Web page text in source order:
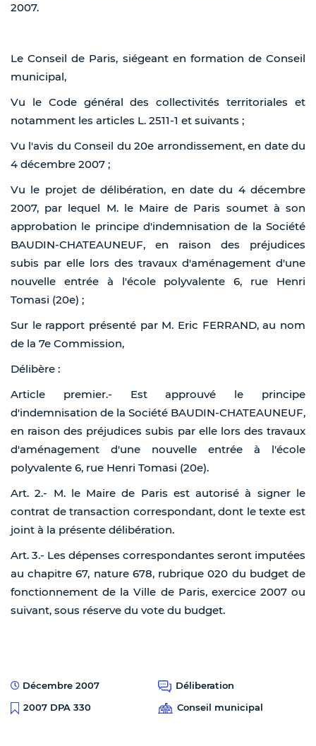
2007.
Le Conseil de Paris, siégeant en formation de Conseil
municipal,
Vu le Code général des collectivités territoriales et
notamment les articles L. 2511-1 et suivants ;
Vu l'avis du Conseil du 20e arrondissement, en date du
4 décembre 2007 ;
Vu le projet de délibération, en date du 4 décembre
2007, par lequel M. le Maire de Paris soumet à son
approbation le principe d'indemnisation de la Société
BAUDIN-CHATEAUNEUF, en raison des préjudices
subis par elle lors des travaux d'aménagement d'une
nouvelle entrée à l'école polyvalente 6, rue Henri
Tomasi (20e) ;
Sur le rapport présenté par M. Eric FERRAND, au nom
de la 7e Commission,
Délibère :
Article premier.- Est approuvé le principe
d'indemnisation de la Société BAUDIN-CHATEAUNEUF,
en raison des préjudices subis par elle lors des travaux
d'aménagement d'une nouvelle entrée à l'école
polyvalente 6, rue Henri Tomasi (20e).
Art. 2.- M. le Maire de Paris est autorisé à signer le
contrat de transaction correspondant, dont le texte est
joint à la présente délibération.
Art. 3.- Les dépenses correspondantes seront imputées
au chapitre 67, nature 678, rubrique 020 du budget de
fonctionnement de la Ville de Paris, exercice 2007 ou
suivant, sous réserve du vote du budget.
Décembre 2007
Déliberation
2007 DPA 330
Conseil municipal